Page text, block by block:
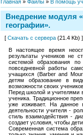
Главная » Файлы » В помощь
Внедрение модуля
географии».
[ Скачать с сервера (21.4 Kb) ]
В настоящее время
результаты учеников не
системой образования
повседневной работы
учащихся (Barber and
детям образование в
возможности своих
Перед школой и учителями
ученика. Традиционное
уже изживает. На данное
деятельности учителя -
стиль взаимодействия -
создает условия, чтобы
Современная система